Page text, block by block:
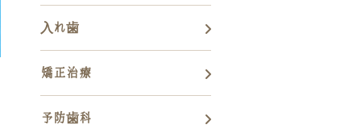
入れ歯
矯正治療
予防歯科